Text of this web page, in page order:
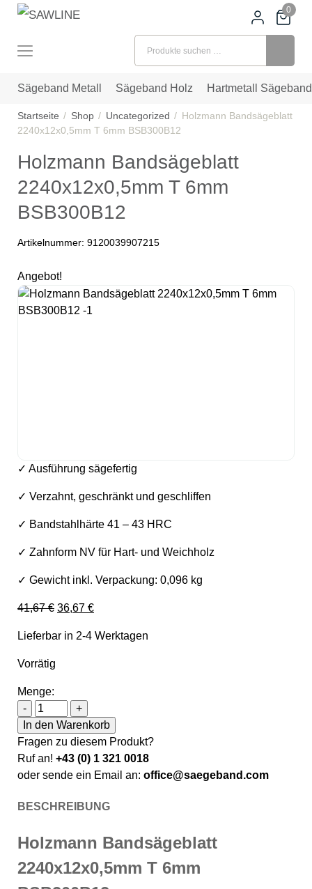
0
Sägeband Metall Sägeband Holz Hartmetall Sägeband
Startseite Shop Uncategorized
Holzmann Bandsägeblatt
2240x12x0,5mm T 6mm BSB300B12
Holzmann Bandsägeblatt
2240x12x0,5mm T 6mm
BSB300B12
Artikelnummer: 9120039907215
Angebot!
✓ Ausführung sägefertig
✓ Verzahnt, geschränkt und geschliffen
✓ Bandstahlhärte 41 – 43 HRC
✓ Zahnform NV für Hart- und Weichholz
✓ Gewicht inkl. Verpackung: 0,096 kg
41,67€ Ursprünglicher Preis war: 41,67 €
36,67 €Aktueller Preis ist: 36,67 €.
Lieferbar in 2-4 Werktagen
Vorrätig
Menge:
-
Holzmann Bandsägeblatt 2240x12x0,5mm T 6mm
+
In den Warenkorb
Fragen zu diesem Produkt?
Ruf an! +43 (0) 1 321 0018
oder sende ein Email an: office@saegeband.com
BESCHREIBUNG
Holzmann Bandsägeblatt
2240x12x0,5mm T 6mm